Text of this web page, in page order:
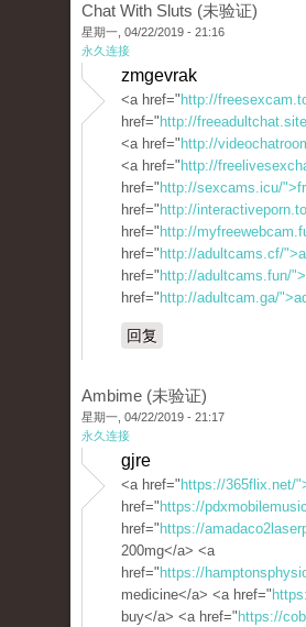
Chat With Sluts (未验证)
星期一, 04/22/2019 - 21:16
永久连接
zmgevrak
<a href=" http://
href=" http://
<a href=" http://
<a href=" http://
href=" http://sexcams.icu/
href=" http://
href=" http://
href=" http://adultcams.cf/
href=" http://adultcams.fun/
href=" http://adultcam.ga/
回复
Ambime (未验证)
星期一, 04/22/2019 - 21:17
永久连接
gjre
<a href=" https://365flix.net/
href=" https://
href=" https://
200mg</a> <a
href=" https://
medicine</a> <a href="
buy</a> <a href=" https://